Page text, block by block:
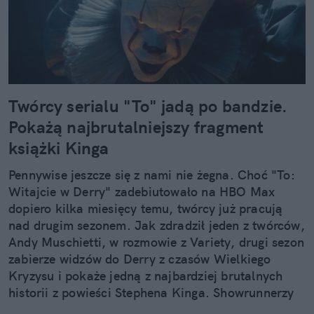
Twórcy serialu "To" jadą po bandzie.
Pokażą najbrutalniejszy fragment
książki Kinga
Pennywise jeszcze się z nami nie żegna. Choć "To:
Witajcie w Derry" zadebiutowało na HBO Max
dopiero kilka miesięcy temu, twórcy już pracują
nad drugim sezonem. Jak zdradził jeden z twórców,
Andy Muschietti, w rozmowie z Variety, drugi sezon
zabierze widzów do Derry z czasów Wielkiego
Kryzysu i pokaże jedną z najbardziej brutalnych
historii z powieści Stephena Kinga. Showrunnerzy